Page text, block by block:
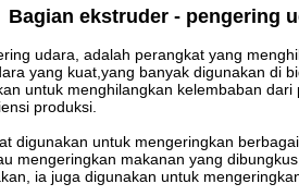
Bagian ekstruder - pengering
udara, adalah perangkat yang
yang kuat,yang banyak digunakan di
untuk menghilangkan kelembaban
produksi.
digunakan untuk mengeringkan
mengeringkan makanan yang
ia juga digunakan untuk